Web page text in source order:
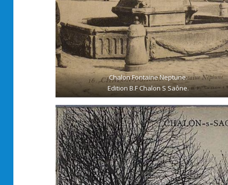
Chalon Fontaine Neptune.
Edition B.F Chalon S Saône.